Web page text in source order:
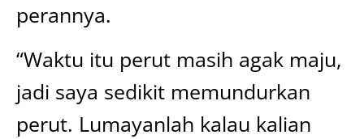
perannya.
“Waktu itu perut masih agak maju,
jadi saya sedikit memundurkan
perut. Lumayanlah kalau kalian